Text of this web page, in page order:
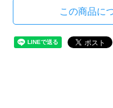
この商品に